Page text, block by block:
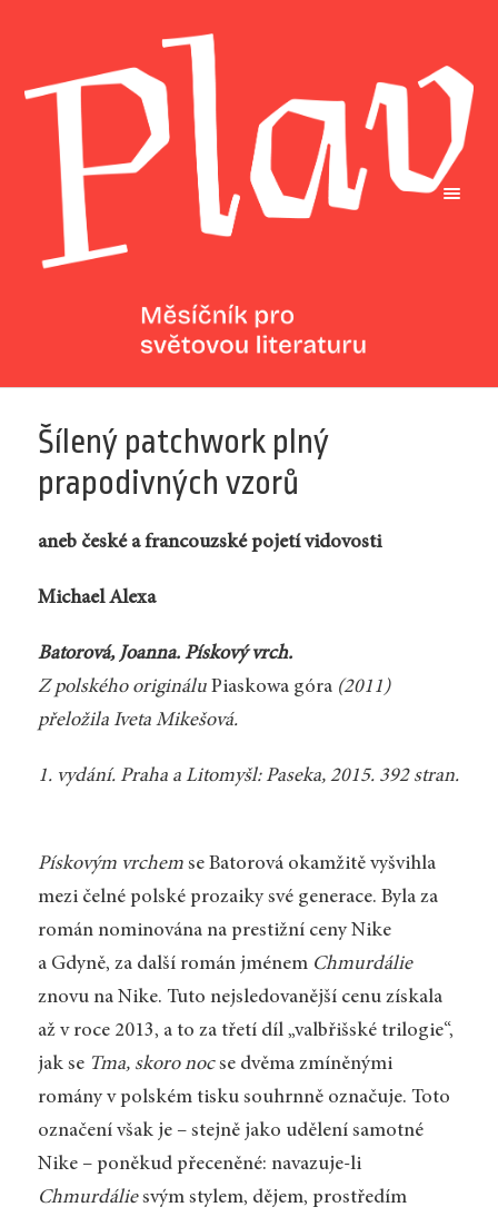
Šílený patchwork plný
prapodivných vzorů
aneb české a francouzské pojetí vidovosti
Michael Alexa
Batorová, Joanna. Pískový vrch.
Z polského originálu Piaskowa góra(2011)
přeložila Iveta Mikešová.
1. vydání. Praha a Litomyšl: Paseka, 2015. 392 stran.
Pískovým vrchemse Batorová okamžitě vyšvihla
mezi čelné polské prozaiky své generace. Byla za
román nominována na prestižní ceny Nike
a Gdyně, za další román jménem Chmurdálie
znovu na Nike. Tuto nejsledovanější cenu získala
až v roce 2013, a to za třetí díl „valbřišské trilogie“,
jak se Tma, skoro nocse dvěma zmíněnými
romány v polském tisku souhrnně označuje. Toto
označení však je – stejně jako udělení samotné
Nike – poněkud přeceněné: navazuje-li
Chmurdáliesvým stylem, dějem, prostředím